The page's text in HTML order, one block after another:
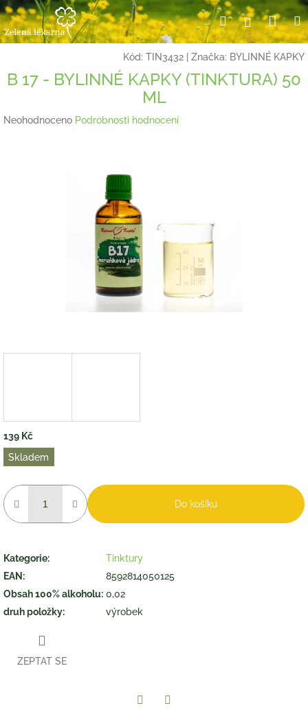
Přejít
na
obsah
HledatPřihlášení
Kód: TIN3432 Značka: BYLINNÉ KAPKY
B 17 - BYLINNÉ KAPKY (TINKTURA) 50
ML
Průměrné
Neohodnoceno Podrobnosti hodnocení
139 Kč
Měrná
cena:
Skladem
Do košíku
Kategorie:
Tinktury
EAN :
8592814050125
Obsah 100% alkoholu: 0,02
druh položky: výrobek
ZEPTAT SE